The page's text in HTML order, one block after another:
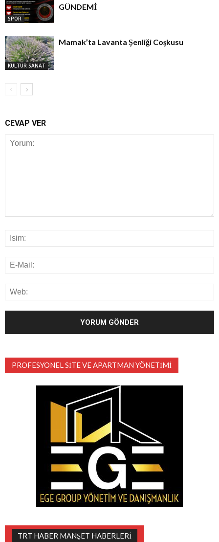
SPOR
GÜNDEMİ
KÜLTÜR SANAT
Mamak’ta Lavanta Şenliği Coşkusu
CEVAP VER
PROFESYONEL SITE VE APARTMAN YÖNETIMI
TRT HABER MANŞET HABERLERI